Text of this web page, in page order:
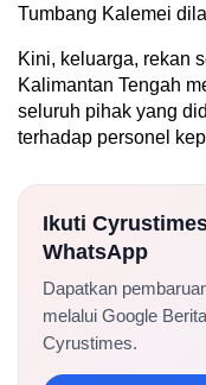
Tumbang Kalemei
Kini, keluarga, rekan
Kalimantan Tengah
seluruh pihak yang
terhadap personel
Ikuti
WhatsApp
Dapatkan
melalui Google
Cyrustimes.